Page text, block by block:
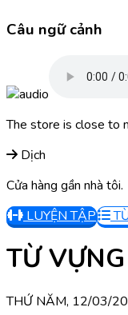
Câu ngữ cảnh
The store is close to
Dịch
Cửa hàng gần nhà tôi.
LUYỆN TẬP
TỪ
THỨ NĂM, 12/03/